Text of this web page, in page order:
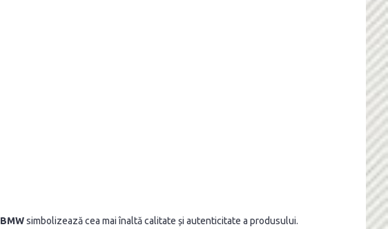
BMWsimbolizează cea mai înaltă calitate și autenticitate a produsului.